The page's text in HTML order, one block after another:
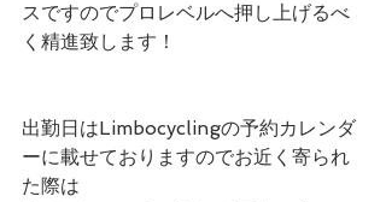
スですのでプロレベルへ押し上げるべ
く精進致します！
出勤日はLimbocyclingの予約カレンダ
ーに載せておりますのでお近く寄られ
た際は